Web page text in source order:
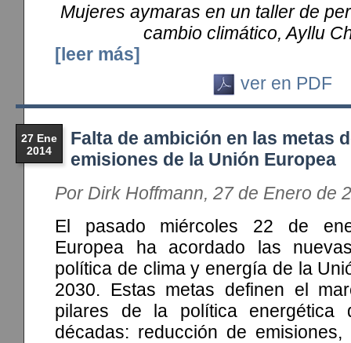
Mujeres aymaras en un taller de
cambio climático, Ayllu
[leer más]
ver en PDF
27 Ene
2014
Falta de ambición en las metas
emisiones de la Unión Europea
Por Dirk Hoffmann, 27 de Enero de
El pasado miércoles 22 de
Europea ha acordado las
política de clima y energía de la
2030. Estas metas definen el
pilares de la política energética
décadas: reducción de